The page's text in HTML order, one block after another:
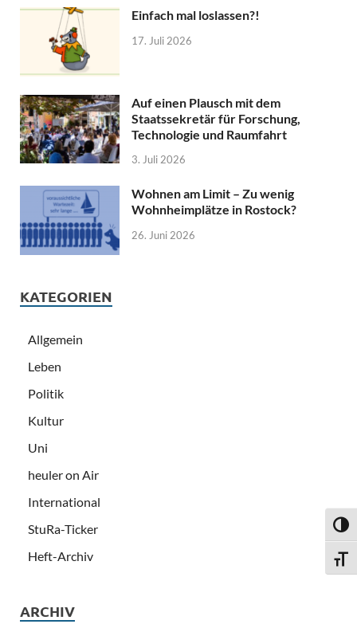
Einfach mal loslassen?!
17. Juli 2026
Auf einen Plausch mit dem
Staatssekretär für Forschung,
Technologie und Raumfahrt
3. Juli 2026
Wohnen am Limit – Zu wenig
Wohnheimplätze in Rostock?
26. Juni 2026
KATEGORIEN
Allgemein
Leben
Politik
Kultur
Uni
heuler on Air
International
StuRa-Ticker
Heft-Archiv
ARCHIV